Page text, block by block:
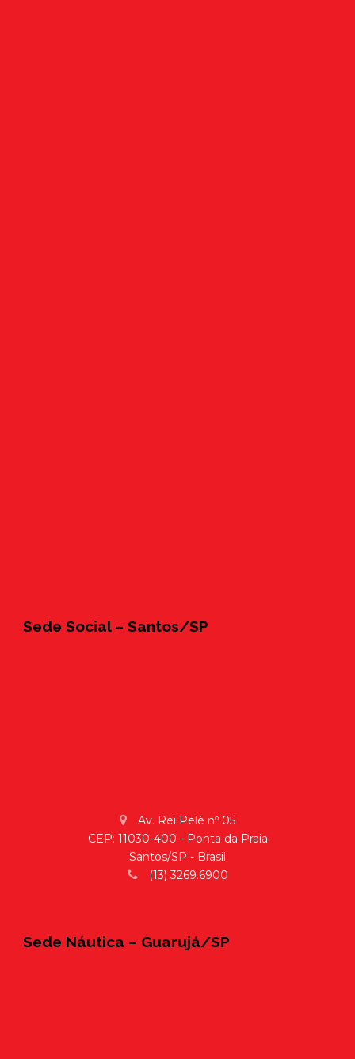
Sede Social – Santos/SP
Av. Rei Pelé nº 05
CEP: 11030-400 - Ponta da Praia
Santos/SP - Brasil
(13) 3269.6900
Sede Náutica – Guarujá/SP